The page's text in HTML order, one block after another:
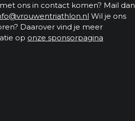
ons in contact komen? Mail dan
Wil je ons
Daarover vind je meer
op onze sponsorpagina